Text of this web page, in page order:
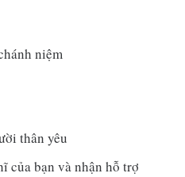
niệm
thân yêu
của bạn và nhận hỗ trợ